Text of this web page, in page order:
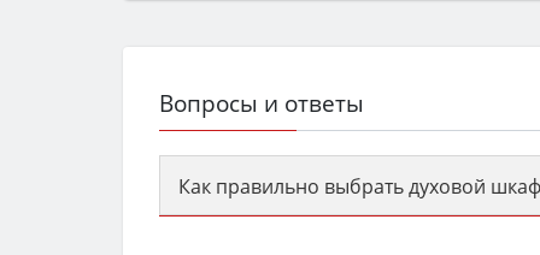
Вопросы и ответы
Как правильно выбрать духовой